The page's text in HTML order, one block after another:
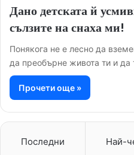
Дано детската й
сълзите на снаха ми!
Понякога не е лесно да
да преобърне живота ти и да
Прочети още »
Последни Най-